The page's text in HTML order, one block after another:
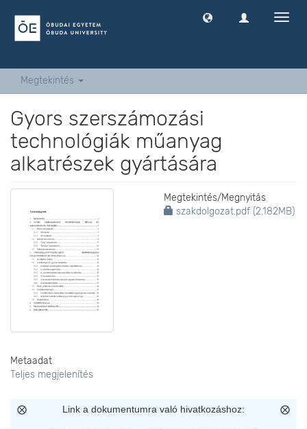
Megtekintés
Gyors szerszámozási
technológiák műanyag
alkatrészek gyártására
Megtekintés/Megnyitás
szakdolgozat.pdf (2.182MB)
Metaadat
Teljes megjelenítés
Link a dokumentumra való hivatkozáshoz: